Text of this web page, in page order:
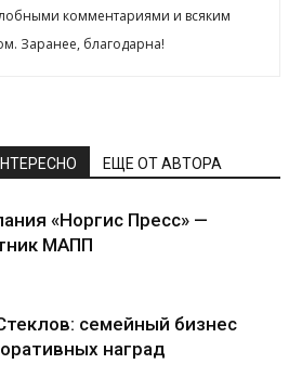
комментариями и всяким
Заранее, благодарна!
ЕЩЕ ОТ АВТОРА
«Норгис Пресс» —
МАПП
семейный бизнес
наград